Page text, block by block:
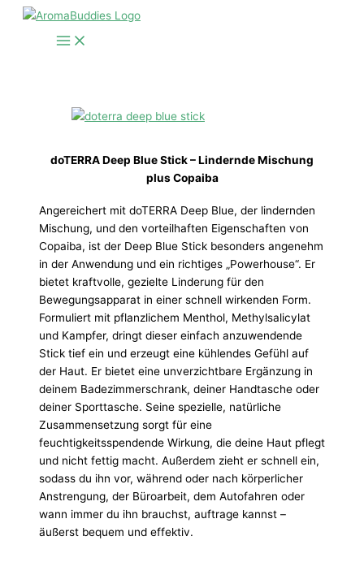
Zum
doTERRA Deep Blue Stick – Lindernde Mischung
plus Copaiba
Angereichert mit doTERRA Deep Blue, der lindernden
Mischung, und den vorteilhaften Eigenschaften von
Copaiba, ist der Deep Blue Stick besonders angenehm
in der Anwendung und ein richtiges „Powerhouse“. Er
bietet kraftvolle, gezielte Linderung für den
Bewegungsapparat in einer schnell wirkenden Form.
Formuliert mit pflanzlichem Menthol, Methylsalicylat
und Kampfer, dringt dieser einfach anzuwendende
Stick tief ein und erzeugt eine kühlendes Gefühl auf
der Haut. Er bietet eine unverzichtbare Ergänzung in
deinem Badezimmerschrank, deiner Handtasche oder
deiner Sporttasche. Seine spezielle, natürliche
Zusammensetzung sorgt für eine
feuchtigkeitsspendende Wirkung, die deine Haut pflegt
und nicht fettig macht. Außerdem zieht er schnell ein,
sodass du ihn vor, während oder nach körperlicher
Anstrengung, der Büroarbeit, dem Autofahren oder
wann immer du ihn brauchst, auftrage kannst –
äußerst bequem und effektiv.